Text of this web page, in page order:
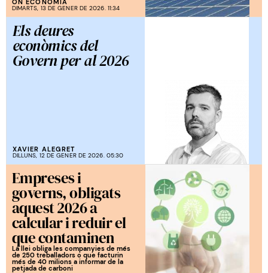
ON ECONOMIA
DIMARTS, 13 DE GENER DE 2026. 11:34
Els deures
econòmics del
Govern per al 2026
XAVIER ALEGRET
DILLUNS, 12 DE GENER DE 2026. 05:30
Empreses i
governs, obligats
aquest 2026 a
calcular i reduir el
que contaminen
La llei obliga les companyies de més
de 250 treballadors o que facturin
més de 40 milions a informar de la
petjada de carboni